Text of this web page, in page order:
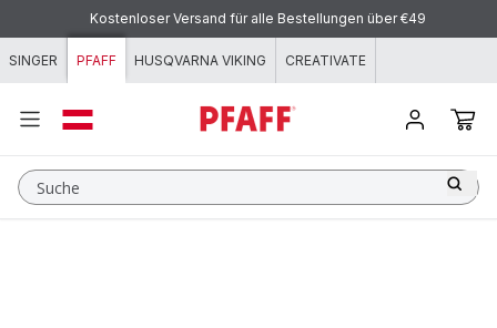
Zum Inhalt springen
Kostenloser Versand für alle Bestellungen über €49
SINGER PFAFF HUSQVARNA VIKING CREATIVATE
Suche